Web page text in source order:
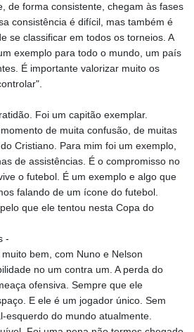
de forma consistente, chegam às fases
consistência é difícil, mas também é
se classificar em todos os torneios. A
exemplo para todo o mundo, um país
É importante valorizar muito os
Foi um capitão exemplar.
de muita confusão, de muitas
Cristiano. Para mim foi um exemplo,
de assistências. É o compromisso no
o futebol. É um exemplo e algo que
falando de um ícone do futebol.
que ele tentou nesta Copa do
-
bem, com Nuno e Nelson
no um contra um. A perda do
ofensiva. Sempre que ele
E ele é um jogador único. Sem
esquerdo do mundo atualmente.